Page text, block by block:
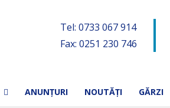
Tel: 0733 067 914
Fax: 0251 230 746
ANUNȚURI NOUTĂȚI GĂRZI